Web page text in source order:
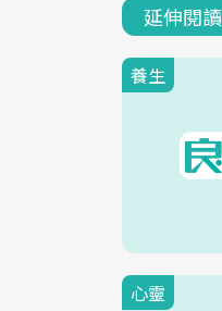
延伸閱讀
養生
心靈